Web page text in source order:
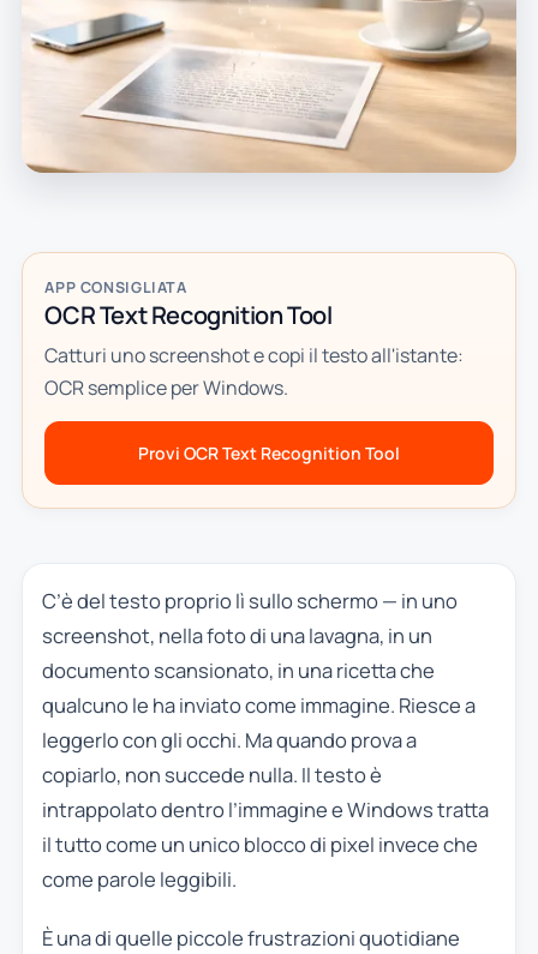
APP CONSIGLIATA
OCR Text Recognition Tool
Catturi uno screenshot e copi il testo all'istante:
OCR semplice per Windows.
Provi OCR Text Recognition Tool
C’è del testo proprio lì sullo schermo — in uno
screenshot, nella foto di una lavagna, in un
documento scansionato, in una ricetta che
qualcuno le ha inviato come immagine. Riesce a
leggerlo con gli occhi. Ma quando prova a
copiarlo, non succede nulla. Il testo è
intrappolato dentro l’immagine e Windows tratta
il tutto come un unico blocco di pixel invece che
come parole leggibili.
È una di quelle piccole frustrazioni quotidiane